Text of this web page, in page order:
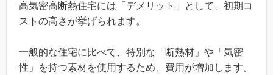
高気密高断熱住宅には「デメリット」として、初期コ
ストの高さが挙げられます。
一般的な住宅に比べて、特別な「断熱材」や「気密
性」を持つ素材を使用するため、費用が増加します。